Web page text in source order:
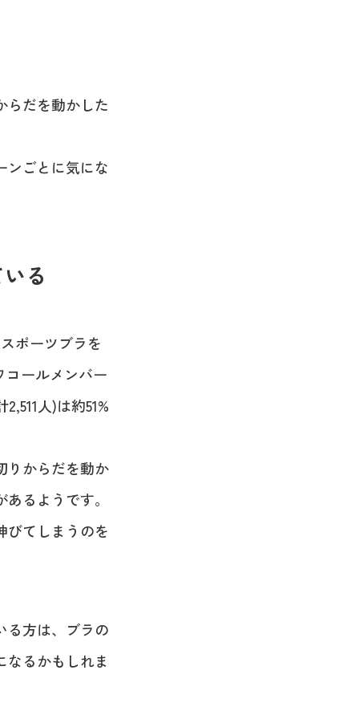
らだを動かした
ンごとに気にな
る
ポーツブラを
コールメンバー
人)は約51%
りからだを動か
るようです。
びてしまうのを
る方は、ブラの
なるかもしれま